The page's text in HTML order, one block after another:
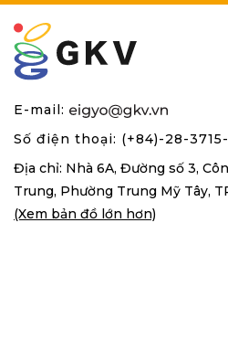
E-mail:
Số điện thoại: (+84)-28-
Địa chỉ: Nhà 6A, Đường số 3,
Trung, Phường Trung Mỹ Tây,
(Xem bản đồ lớn hơn)